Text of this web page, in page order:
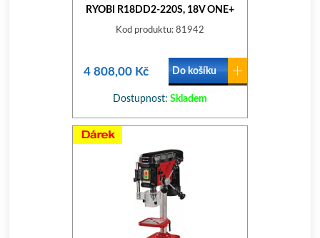
RYOBI R18DD2-220S, 18V ONE+
Kod produktu: 81942
4 808,00 Kč Do košíku
Dostupnost: Skladem